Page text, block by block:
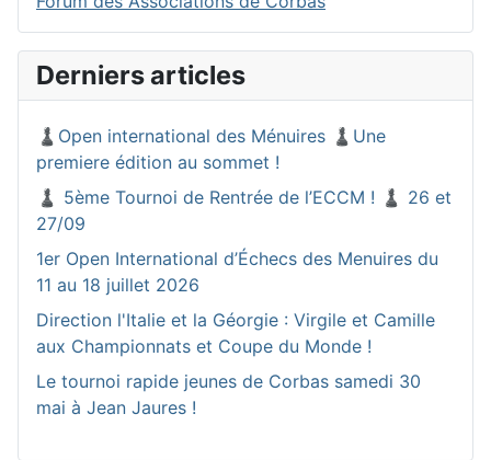
Derniers articles
♟️Open international des Ménuires ♟️Une
premiere édition au sommet !
♟️ 5ème Tournoi de Rentrée de l’ECCM ! ♟️ 26 et
27/09
1er Open International d’Échecs des Menuires du
11 au 18 juillet 2026
Direction l'Italie et la Géorgie : Virgile et Camille
aux Championnats et Coupe du Monde !
Le tournoi rapide jeunes de Corbas samedi 30
mai à Jean Jaures !